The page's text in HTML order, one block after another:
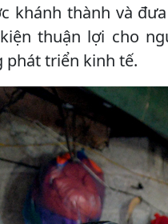
khánh thành và
thuận lợi cho
phát triển kinh tế.